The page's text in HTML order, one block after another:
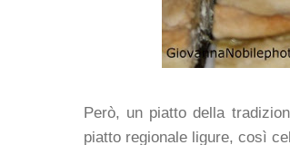
Però, un piatto della
piatto regionale ligure, così